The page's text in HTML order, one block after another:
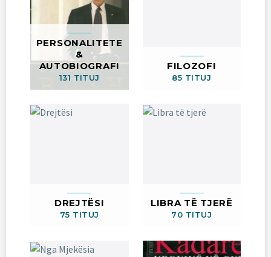
PERSONALITETE
&
AUTOBIOGRAFI
131 TITUJ
FILOZOFI
85 TITUJ
DREJTËSI
75 TITUJ
LIBRA TË TJERË
70 TITUJ